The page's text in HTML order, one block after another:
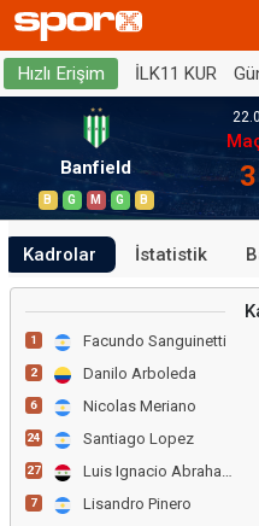
Hızlı Erişim İLK11 KUR
Banfield
B G M G B
Kadrolar İstatistik
1 Facundo Sanguinetti
2 Danilo Arboleda
6 Nicolas Meriano
24 Santiago Lopez
27 Luis Ignacio Abraham
7 Lisandro Pinero